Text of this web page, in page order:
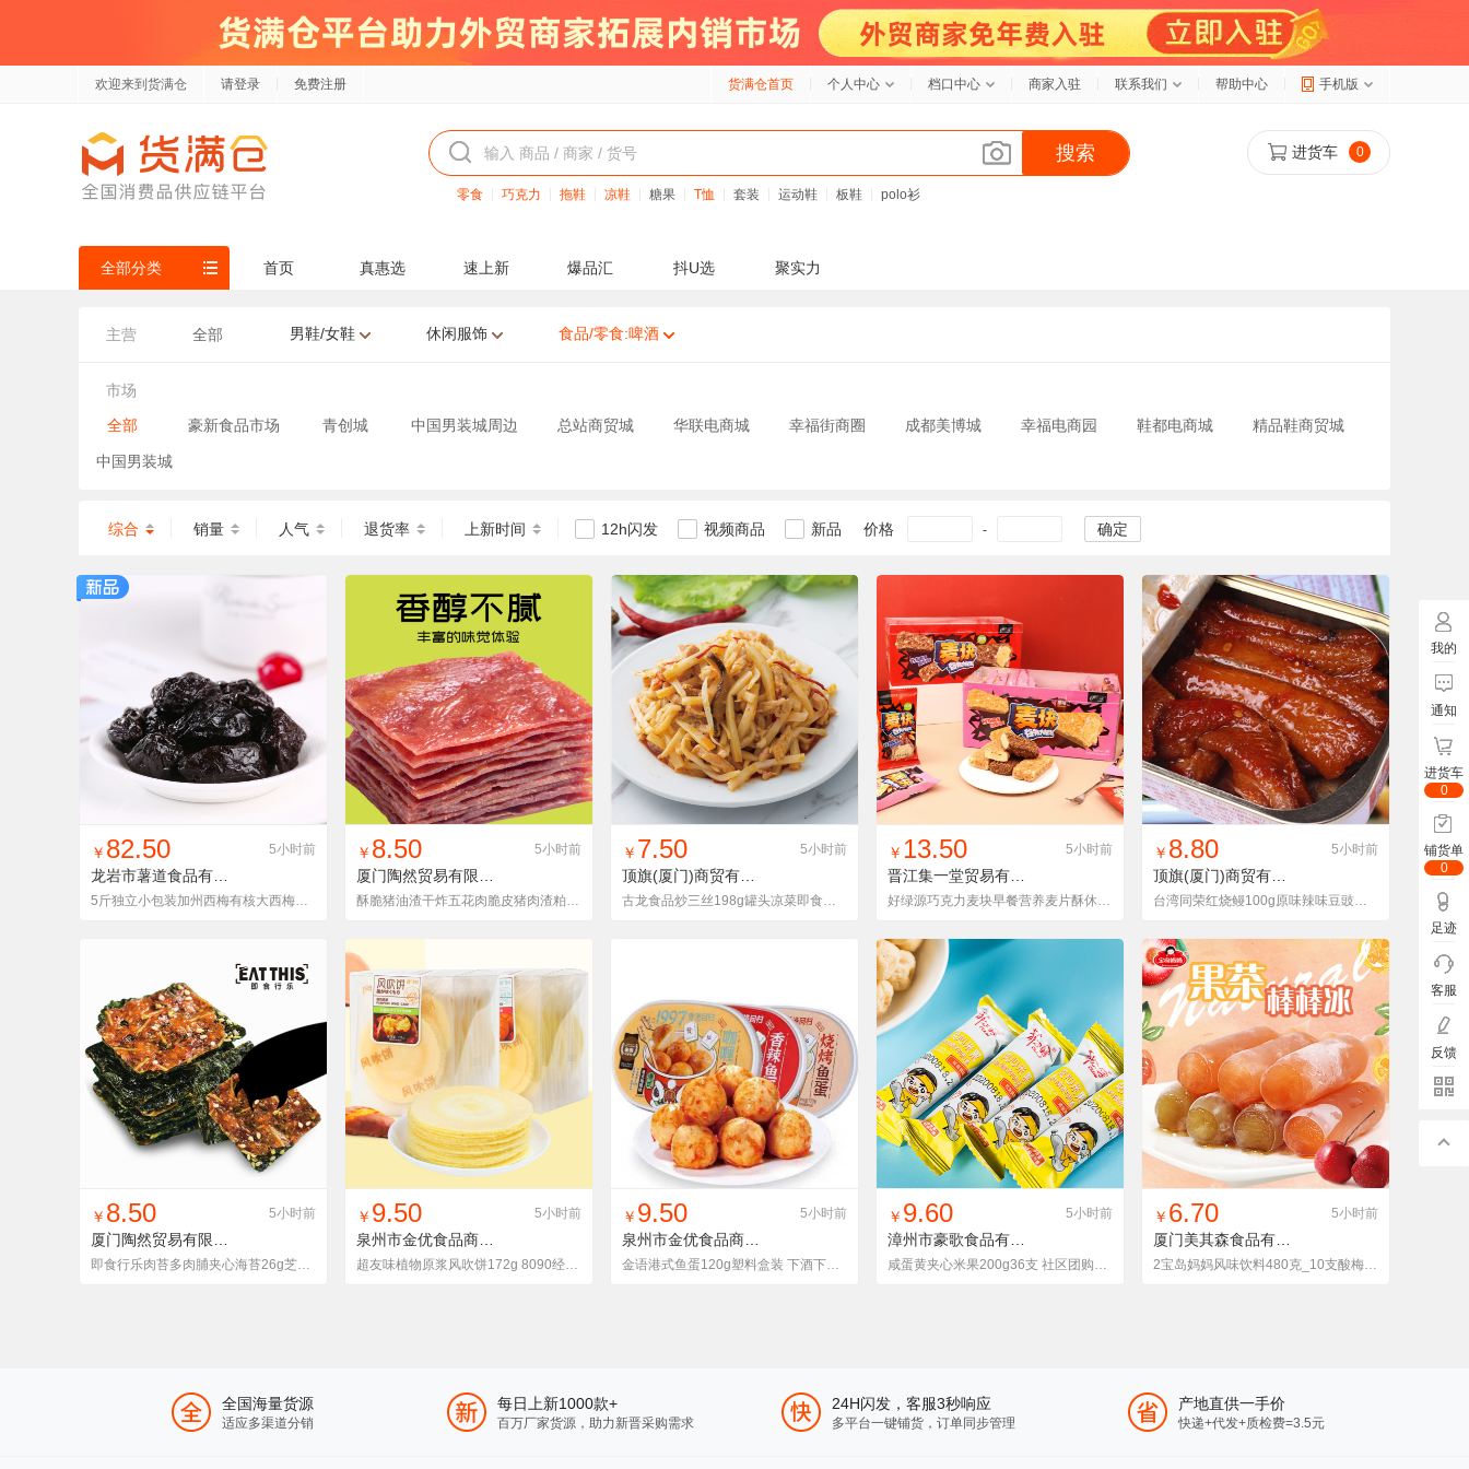
欢迎来到货满仓 请登录 免费注册 货满仓首页 个人中心 档口中心 商家入驻 联系我们 帮助中心 手机版
搜索
零食 巧克力 拖鞋 凉鞋 糖果 T恤 套装 运动鞋 板鞋 polo衫
进货车 0
全部分类 首页 真惠选 速上新 爆品汇 抖U选 聚实力
主营 全部 男鞋/女鞋 休闲服饰 食品/零食:啤酒
市场
全部
豪新食品市场 青创城 中国男装城周边 总站商贸城 华联电商城 幸福街商圈 成都美博城 幸福电商园 鞋都电商城 精品鞋商贸城
中国男装城
综合 销量 人气 退货率 上新时间 12h闪发 视频商品 新品 价格 - 确定
找同款 加入铺货单 收藏
￥ 82.50 5小时前
5斤独立小包装加州西梅有核大西梅干零食水果干蜜饯休闲食品2500g
找同款 收藏
￥ 8.50 5小时前
JSXLZRFYW80g
酥脆猪油渣干炸五花肉脆皮猪肉渣粕脂渣温州特产80g休闲零食小吃
找同款 收藏
￥ 7.50 5小时前
6901073090018
古龙食品炒三丝198g罐头凉菜即食猪肉笋香辣小菜厦门特产下饭零食
找同款 加入铺货单 收藏
￥ 13.50 5小时前
ZH-HLYMKGWDBS01
好绿源巧克力麦块早餐营养麦片酥休闲零食小吃结婚喜糖糖果整箱
找同款 收藏
￥ 8.80 5小时前
台湾同荣红烧鳗100g原味辣味豆豉鳗鱼罐头进口户外午餐肉海味即食
找同款 收藏
￥ 8.50 5小时前
JSXLRPJXHTYSW26g
即食行乐肉苔多肉脯夹心海苔26g芝麻岩烧孕妇儿童零食袋装即食品
找同款 收藏
￥ 9.50 5小时前
风吹饼06800008
超友味植物原浆风吹饼172g 8090经典怀旧零食摆地摊儿童食品批发
找同款 收藏
￥ 9.50 5小时前
金语港式鱼蛋120g塑料盒装 下酒下饭菜即食鱼丸办公鱼类零食小吃
找同款 收藏
￥ 9.60 5小时前
咸蛋黄夹心米果200g36支 社区团购一件代发办公室饼干膨化零食品
找同款 收藏
￥ 6.70 5小时前
2宝岛妈妈风味饮料480克_10支酸梅汤 冰糖山楂汁果汁休闲零食食品
全国海量货源
适应多渠道分销
每日上新1000款+
百万厂家货源，助力新晋采购需求
24H闪发，客服3秒响应
多平台一键铺货，订单同步管理
产地直供一手价
快递+代发+质检费=3.5元
我的
通知
进货车
0
铺货单
0
足迹
客服
反馈